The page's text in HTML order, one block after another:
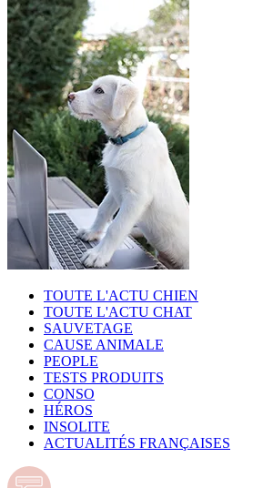
TOUTE L'ACTU CHIEN
TOUTE L'ACTU CHAT
SAUVETAGE
CAUSE ANIMALE
PEOPLE
TESTS PRODUITS
CONSO
HÉROS
INSOLITE
ACTUALITÉS FRANÇAISES